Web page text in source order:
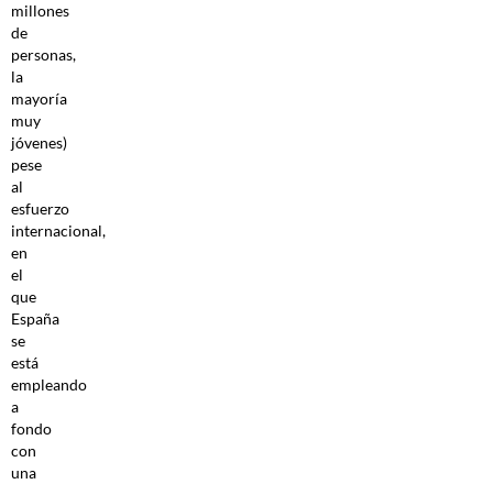
millones
de
personas,
la
mayoría
muy
jóvenes)
pese
al
esfuerzo
internacional,
en
el
que
España
se
está
empleando
a
fondo
con
una